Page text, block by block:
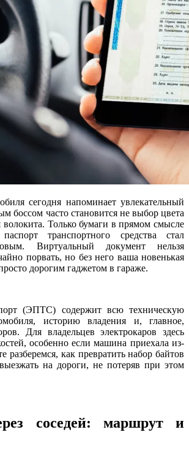
сегодня напоминает увлекательный
боссом часто становится не выбор цвета
волокита. Только бумаги в прямом смысле
транспортного средства стал
Виртуальный документ нельзя
порвать, но без него ваша новенькая
дорогим гаджетом в гараже.
(ЭПТС) содержит всю техническую
историю владения и, главное,
Для владельцев электрокаров здесь
особенно если машина приехала из-
разберемся, как превратить набор байтов
на дороги, не потеряв при этом
соседей: маршрут и